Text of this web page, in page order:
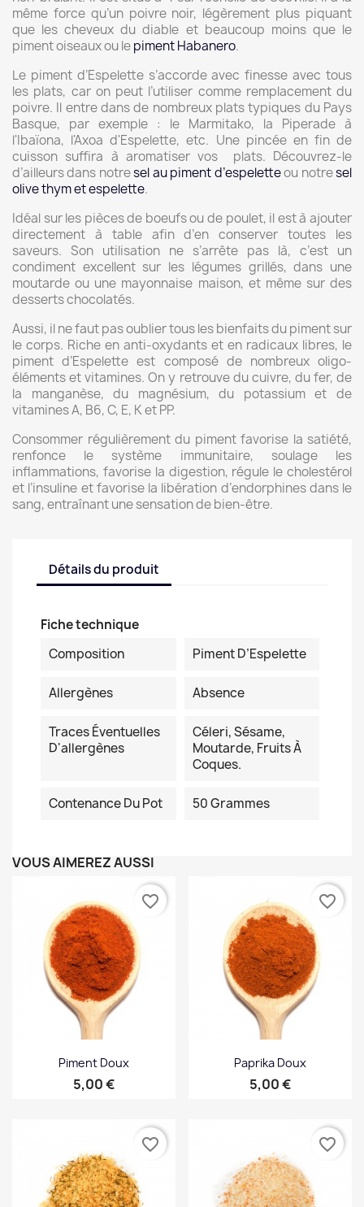
même force qu’un poivre noir, légèrement plus piquant
que les cheveux du diable et beaucoup moins que le
piment oiseaux ou lepiment Habanero.
Le piment d’Espelette s’accorde avec finesse avec tous
les plats, car on peut l’utiliser comme remplacement du
poivre. Il entre dans de nombreux plats typiques du Pays
Basque, par exemple : le Marmitako, la Piperade à
l'Ibaïona, l'Axoa d'Espelette, etc. Une pincée en fin de
cuisson suffira à aromatiser vos plats. Découvrez-le
d’ailleurs dans notresel au piment d’espeletteou notresel
olive thym et espelette.
Idéal sur les pièces de boeufs ou de poulet, il est à ajouter
directement à table afin d’en conserver toutes les
saveurs. Son utilisation ne s’arrête pas là, c’est un
condiment excellent sur les légumes grillés, dans une
moutarde ou une mayonnaise maison, et même sur des
desserts chocolatés.
Aussi, il ne faut pas oublier tous les bienfaits du piment sur
le corps. Riche en anti-oxydants et en radicaux libres, le
piment d’Espelette est composé de nombreux oligo-
éléments et vitamines. On y retrouve du cuivre, du fer, de
la manganèse, du magnésium, du potassium et de
vitamines A, B6, C, E, K et PP.
Consommer régulièrement du piment favorise la satiété,
renfonce le système immunitaire, soulage les
inflammations, favorise la digestion, régule le cholestérol
et l’insuline et favorise la libération d’endorphines dans le
sang, entraînant une sensation de bien-être.
Détails du produit
Fiche technique
Composition
Piment D’Espelette
Allergènes Absence
Traces Éventuelles
D'allergènes
Céleri, Sésame,
Moutarde, Fruits À
Coques.
Contenance Du Pot 50 Grammes
VOUS AIMEREZ AUSSI
Piment Doux
Prix
5,00 €
favorite_border
Paprika Doux
Prix
5,00 €
favorite_border
favorite_border favorite_border